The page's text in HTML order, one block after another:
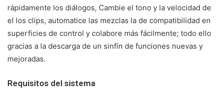
rápidamente los diálogos, Cambie el tono y la velocidad de
el los clips, automatice las mezclas la de compatibilidad en
superficies de control y colabore más fácilmente; todo ello
gracias a la descarga de un sinfín de funciones nuevas y
mejoradas.
Requisitos del sistema